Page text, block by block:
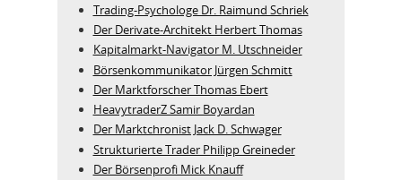
Trading-Psychologe Dr. Raimund Schriek
Der Derivate‑Architekt Herbert Thomas
Kapitalmarkt-Navigator M. Utschneider
Börsenkommunikator Jürgen Schmitt
Der Marktforscher Thomas Ebert
HeavytraderZ Samir Boyardan
Der Marktchronist Jack D. Schwager
Strukturierte Trader Philipp Greineder
Der Börsenprofi Mick Knauff